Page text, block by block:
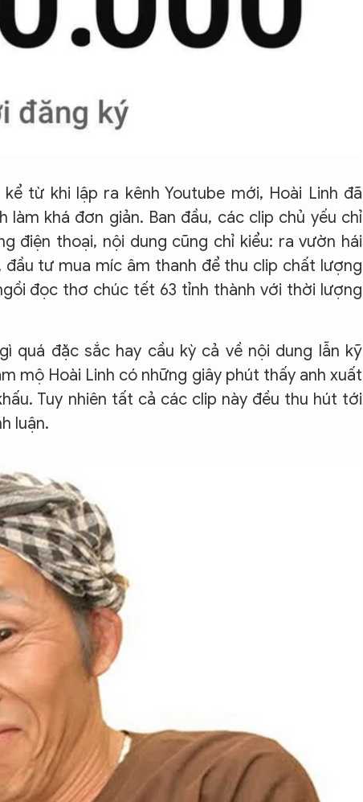
từ khi lập ra kênh Youtube mới, Hoài Linh đã
khá đơn giản. Ban đầu, các clip chủ yếu chỉ
điện thoại, nội dung cũng chỉ kiểu: ra vườn hái
tư mua míc âm thanh để thu clip chất lượng
đọc thơ chúc tết 63 tỉnh thành với thời lượng
quá đặc sắc hay cầu kỳ cả về nội dung lẫn kỹ
mộ Hoài Linh có những giây phút thấy anh xuất
Tuy nhiên tất cả các clip này đều thu hút tới
luận.